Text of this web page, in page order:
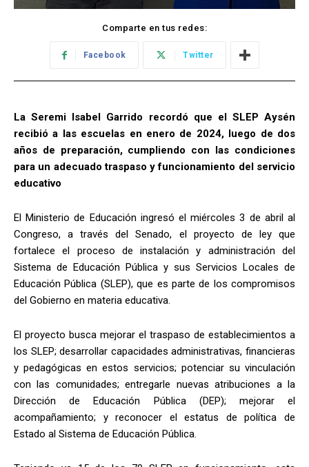
Comparte en tus redes:
Facebook Twitter
La Seremi Isabel Garrido recordó que el SLEP Aysén
recibió a las escuelas en enero de 2024, luego de dos
años de preparación, cumpliendo con las condiciones
para un adecuado traspaso y funcionamiento del servicio
educativo
El Ministerio de Educación ingresó el miércoles 3 de abril al
Congreso, a través del Senado, el proyecto de ley que
fortalece el proceso de instalación y administración del
Sistema de Educación Pública y sus Servicios Locales de
Educación Pública (SLEP), que es parte de los compromisos
del Gobierno en materia educativa.
El proyecto busca mejorar el traspaso de establecimientos a
los SLEP; desarrollar capacidades administrativas, financieras
y pedagógicas en estos servicios; potenciar su vinculación
con las comunidades; entregarle nuevas atribuciones a la
Dirección de Educación Pública (DEP); mejorar el
acompañamiento; y reconocer el estatus de política de
Estado al Sistema de Educación Pública.